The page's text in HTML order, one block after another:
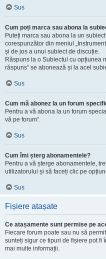
Sus
Cum poți marca sau abona la
Puteți marca sau abona la un
corespunzător din meniul
și de jos a unui subiect de discuție.
Răspuns la o Subiectul cu opțiunea
răspuns” se abonează și la acel
Sus
Cum mă abonez la un forum
Pentru a vă abona la un forum
vă pe forum”.
Sus
Cum îmi șterg abonamentele?
Pentru a vă șterge abonamentele,
utilizatorului și să faceți clic pe
Sus
Fișiere atașate
Ce atașamente sunt permise pe
Fiecare forum poate sau nu să
sunteți sigur ce tipuri de fișiere pot fi
mai multe informații.